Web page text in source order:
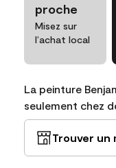
proche
Misez sur
l’achat local
La peinture
seulement chez
Trouver un